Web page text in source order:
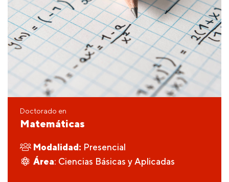
Doctorado en
Matemáticas
Modalidad: Presencial
Área: Ciencias Básicas y Aplicadas